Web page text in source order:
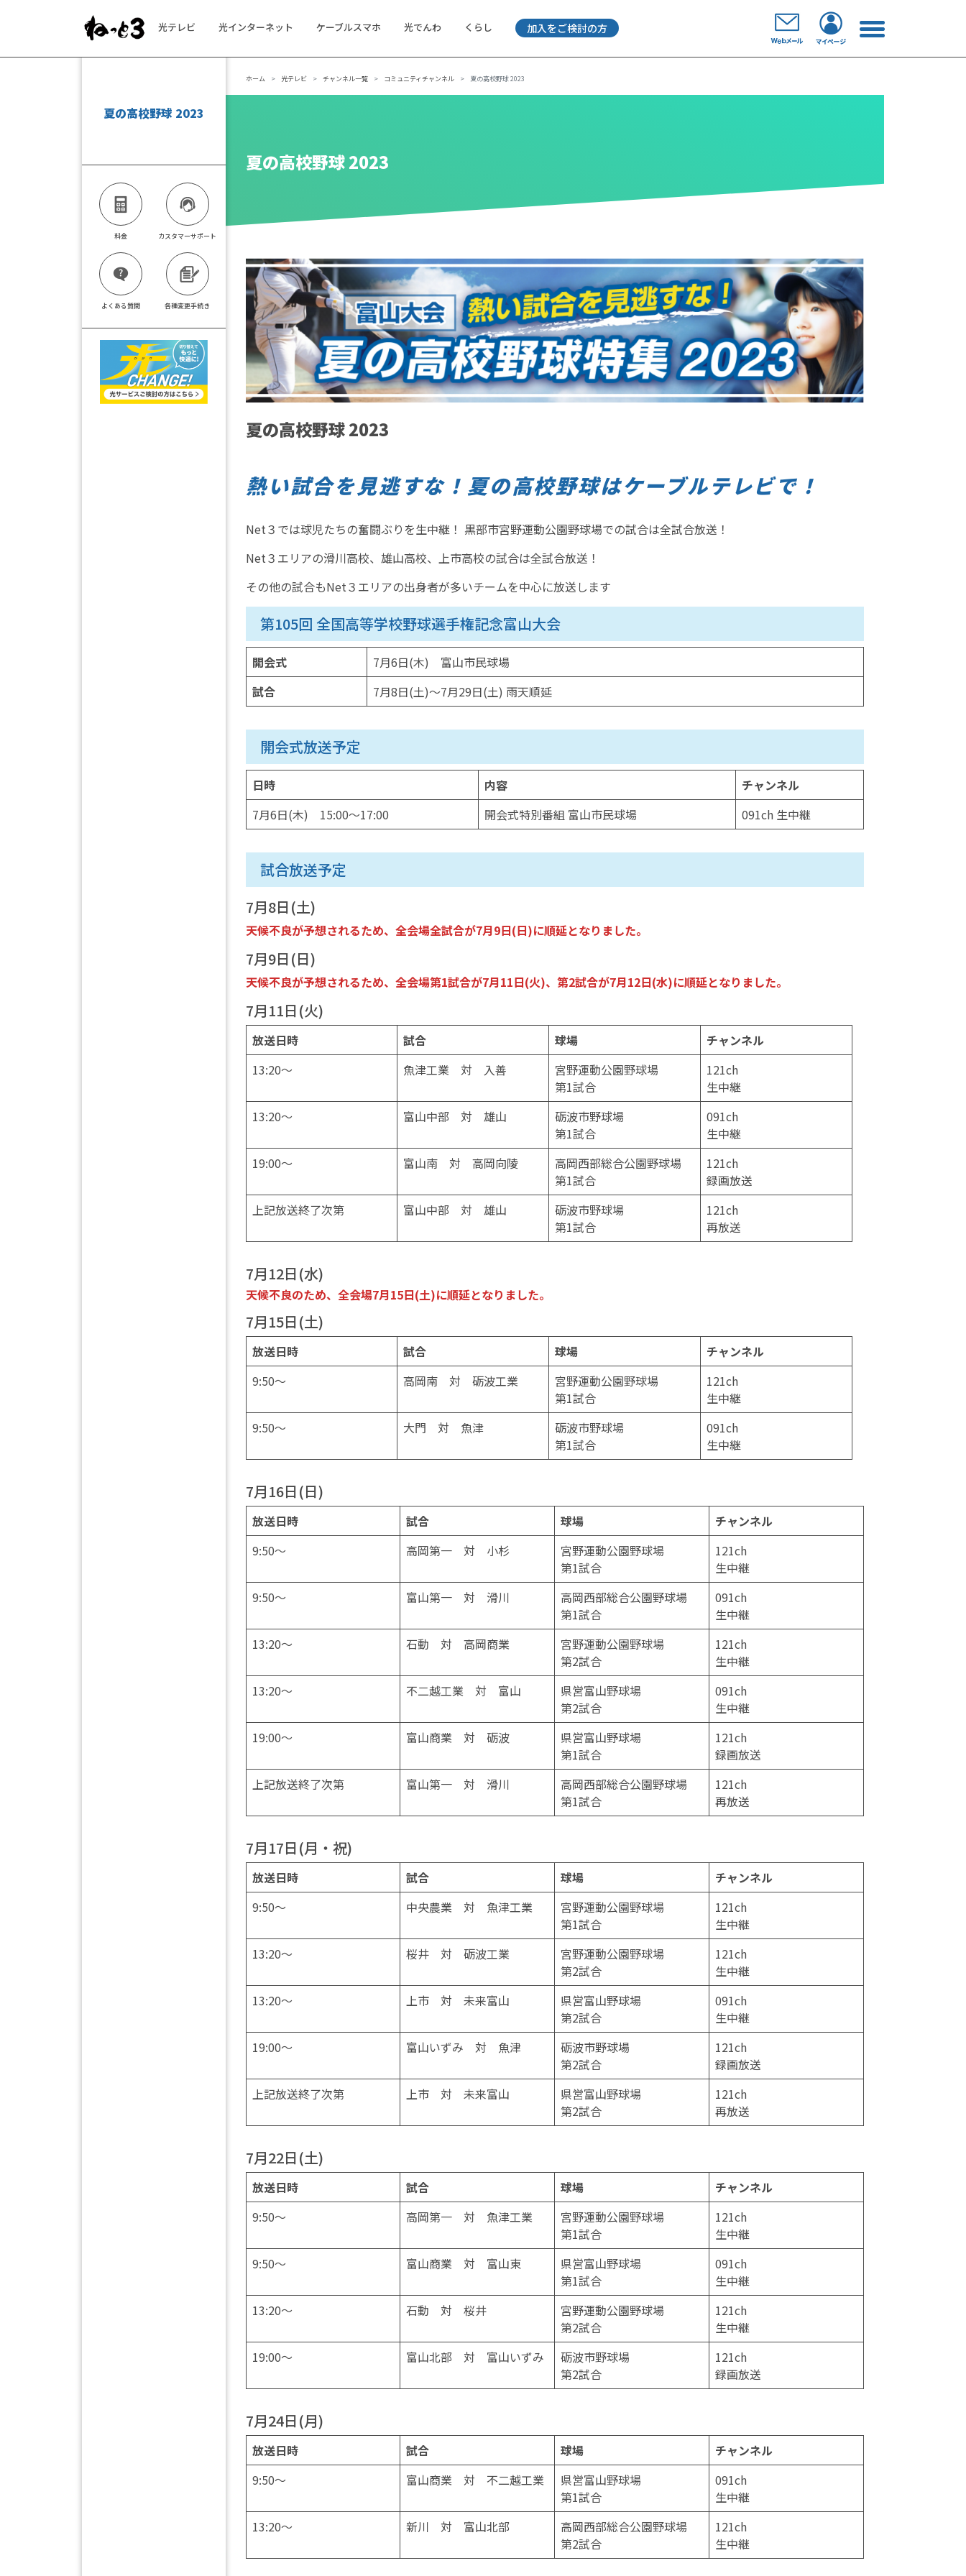
メインナビゲーション
光テレビ 光インターネット ケーブルスマホ 光でんわ くらし 加入をご検討の方
ホーム 光テレビ チャンネル一覧 コミュニティチャンネル 夏の高校野球 2023
夏の高校野球 2023
夏の高校野球 2023
熱い試合を見逃すな！夏の高校野球はケーブルテレビで！
Net３では球児たちの奮闘ぶりを生中継！ 黒部市宮野運動公園野球場での試合は全試合放送！
Net３エリアの滑川高校、雄山高校、上市高校の試合は全試合放送！
その他の試合もNet３エリアの出身者が多いチームを中心に放送します
第105回 全国高等学校野球選手権記念富山大会
開会式
7月6日(木) 富山市民球場
試合
7月8日(土)～7月29日(土) 雨天順延
開会式放送予定
日時 内容
チャンネル
7月6日(木) 15:00～17:00
開会式特別番組 富山市民球場 091ch 生中継
試合放送予定
7月8日(土)
天候不良が予想されるため、全会場全試合が7月9日(日)に順延となりました。
7月9日(日)
天候不良が予想されるため、全会場第1試合が7月11日(火)、第2試合が7月12日(水)に順延となりました。
7月11日(火)
放送日時 試合 球場
チャンネル
13:20～
魚津工業 対 入善
宮野運動公園野球場
第1試合
121ch
生中継
13:20～
富山中部 対 雄山
砺波市野球場
第1試合
091ch
生中継
19:00～
富山南 対 高岡向陵
高岡西部総合公園野球場
第1試合
121ch
録画放送
上記放送終了次第
富山中部 対 雄山
砺波市野球場
第1試合
121ch
再放送
7月12日(水)
天候不良のため、全会場7月15日(土)に順延となりました。
7月15日(土)
放送日時 試合 球場
チャンネル
9:50～
高岡南 対 砺波工業
宮野運動公園野球場
第1試合
121ch
生中継
9:50～
大門 対 魚津
砺波市野球場
第1試合
091ch
生中継
7月16日(日)
放送日時 試合 球場
チャンネル
9:50～
高岡第一 対 小杉
宮野運動公園野球場
第1試合
121ch
生中継
9:50～
富山第一 対 滑川
高岡西部総合公園野球場
第1試合
091ch
生中継
13:20～
石動 対 高岡商業
宮野運動公園野球場
第2試合
121ch
生中継
13:20～
不二越工業 対 富山
県営富山野球場
第2試合
091ch
生中継
19:00～
富山商業 対 砺波
県営富山野球場
第1試合
121ch
録画放送
上記放送終了次第
富山第一 対 滑川
高岡西部総合公園野球場
第1試合
121ch
再放送
7月17日(月・祝)
放送日時 試合 球場
チャンネル
9:50～
中央農業 対 魚津工業
宮野運動公園野球場
第1試合
121ch
生中継
13:20～
桜井 対 砺波工業
宮野運動公園野球場
第2試合
121ch
生中継
13:20～
上市 対 未来富山
県営富山野球場
第2試合
091ch
生中継
19:00～
富山いずみ 対 魚津
砺波市野球場
第2試合
121ch
録画放送
上記放送終了次第
上市 対 未来富山
県営富山野球場
第2試合
121ch
再放送
7月22日(土)
放送日時 試合 球場
チャンネル
9:50～
高岡第一 対 魚津工業
宮野運動公園野球場
第1試合
121ch
生中継
9:50～
富山商業 対 富山東
県営富山野球場
第1試合
091ch
生中継
13:20～
石動 対 桜井
宮野運動公園野球場
第2試合
121ch
生中継
19:00～
富山北部 対 富山いずみ
砺波市野球場
第2試合
121ch
録画放送
7月24日(月)
放送日時 試合 球場
チャンネル
9:50～
富山商業 対 不二越工業
県営富山野球場
第1試合
091ch
生中継
13:20～
新川 対 富山北部
高岡西部総合公園野球場
第2試合
121ch
生中継
夏の高校野球 2023
料金 カスタマーサポート
よくある質問 各種変更手続き